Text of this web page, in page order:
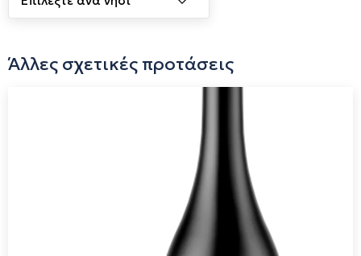
Άλλες σχετικές προτάσεις